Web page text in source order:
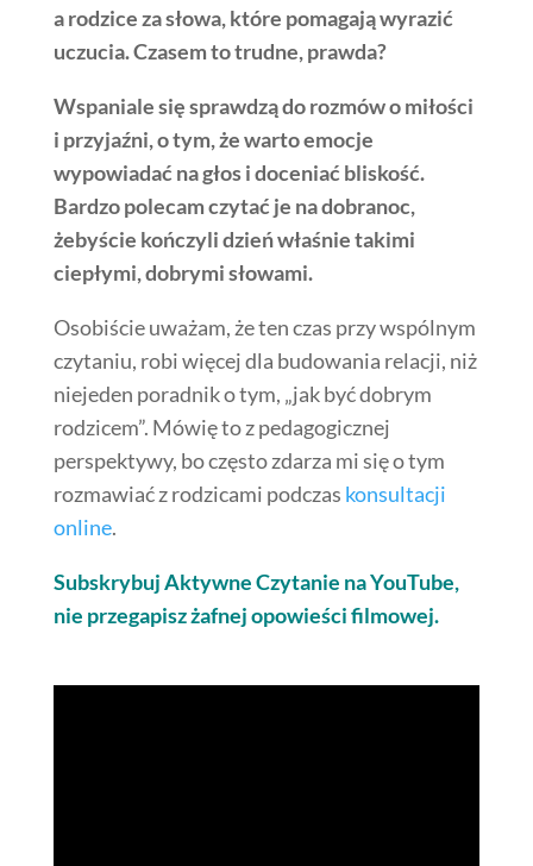
a rodzice za słowa, które pomagają wyrazić
uczucia. Czasem to trudne, prawda?
Wspaniale się sprawdzą do rozmów o miłości
i przyjaźni, o tym, że warto emocje
wypowiadać na głos i doceniać bliskość.
Bardzo polecam czytać je na dobranoc,
żebyście kończyli dzień właśnie takimi
ciepłymi, dobrymi słowami.
Osobiście uważam, że ten czas przy wspólnym
czytaniu, robi więcej dla budowania relacji, niż
niejeden poradnik o tym, „jak być dobrym
rodzicem”. Mówię to z pedagogicznej
perspektywy, bo często zdarza mi się o tym
rozmawiać z rodzicami podczas konsultacji
online.
Subskrybuj Aktywne Czytanie na YouTube,
nie przegapisz żafnej opowieści filmowej.